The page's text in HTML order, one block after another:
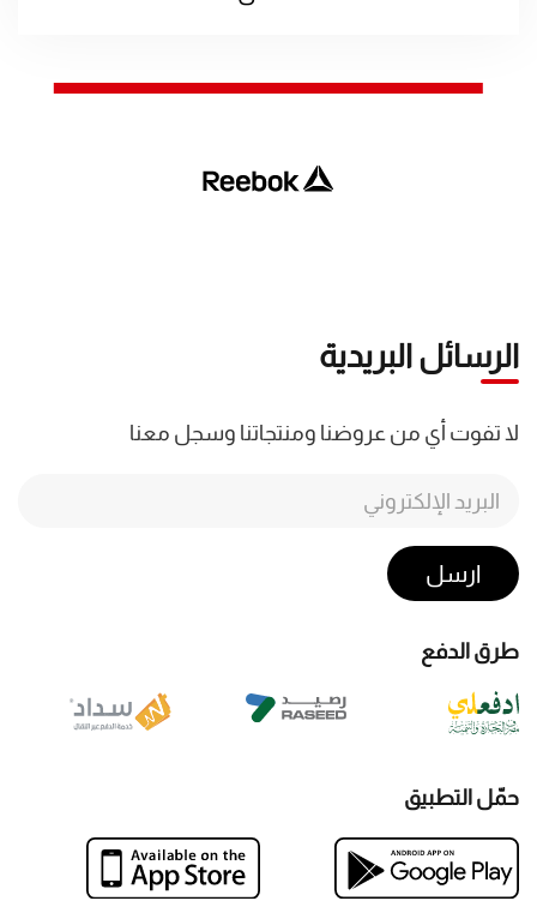
الرسائل البريدية
لا تفوت أي من عروضنا ومنتجاتنا وسجل معنا
ارسل
طرق الدفع
حمّل التطبيق